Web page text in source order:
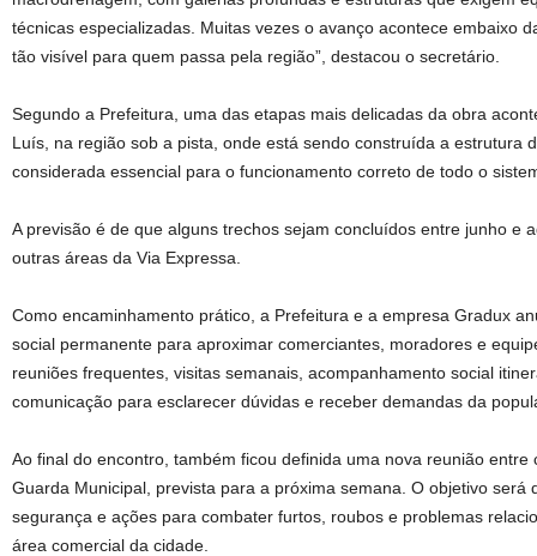
técnicas especializadas. Muitas vezes o avanço acontece embaixo
tão visível para quem passa pela região”, destacou o secretário.
Segundo a Prefeitura, uma das etapas mais delicadas da obra
Luís, na região sob a pista, onde está sendo construída a estrutura
considerada essencial para o funcionamento correto de todo o
A previsão é de que alguns trechos sejam concluídos entre junho e
outras áreas da Via Expressa.
Como encaminhamento prático, a Prefeitura e a empresa Gradux
social permanente para aproximar comerciantes, moradores e
reuniões frequentes, visitas semanais, acompanhamento social
comunicação para esclarecer dúvidas e receber demandas da
Ao final do encontro, também ficou definida uma nova reunião
Guarda Municipal, prevista para a próxima semana. O objetivo será
segurança e ações para combater furtos, roubos e problemas
área comercial da cidade.